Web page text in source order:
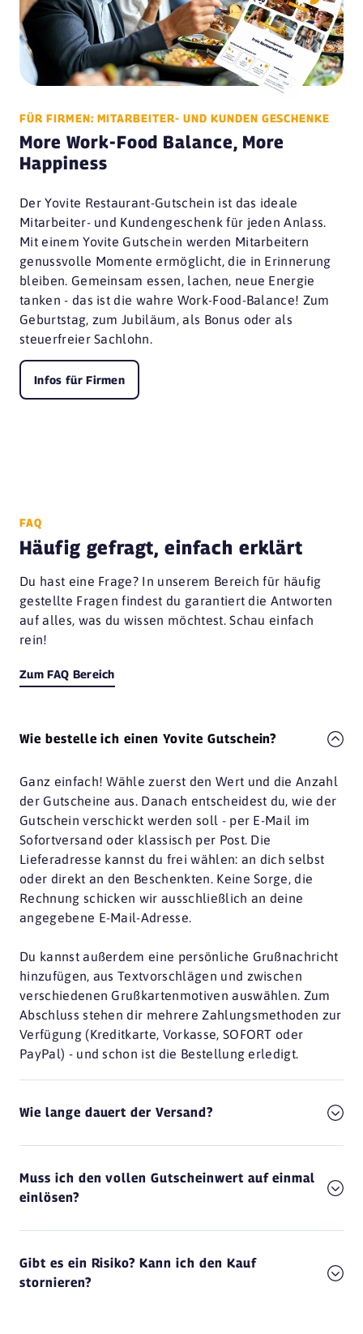
FÜR FIRMEN: MITARBEITER- UND KUNDEN GESCHENKE
More Work-Food Balance, More
Happiness
Der Yovite Restaurant-Gutschein ist das ideale
Mitarbeiter- und Kundengeschenk für jeden Anlass.
Mit einem Yovite Gutschein werden Mitarbeitern
genussvolle Momente ermöglicht, die in Erinnerung
bleiben. Gemeinsam essen, lachen, neue Energie
tanken - das ist die wahre Work-Food-Balance! Zum
Geburtstag, zum Jubiläum, als Bonus oder als
steuerfreier Sachlohn.
Infos für Firmen
FAQ
Häufig gefragt, einfach erklärt
Du hast eine Frage? In unserem Bereich für häufig
gestellte Fragen findest du garantiert die Antworten
auf alles, was du wissen möchtest. Schau einfach
rein!
Zum FAQ Bereich
Wie bestelle ich einen Yovite Gutschein?
Ganz einfach! Wähle zuerst den Wert und die Anzahl
der Gutscheine aus. Danach entscheidest du, wie der
Gutschein verschickt werden soll - per E-Mail im
Sofortversand oder klassisch per Post. Die
Lieferadresse kannst du frei wählen: an dich selbst
oder direkt an den Beschenkten. Keine Sorge, die
Rechnung schicken wir ausschließlich an deine
angegebene E-Mail-Adresse.
Du kannst außerdem eine persönliche Grußnachricht
hinzufügen, aus Textvorschlägen und zwischen
verschiedenen Grußkartenmotiven auswählen. Zum
Abschluss stehen dir mehrere Zahlungsmethoden zur
Verfügung (Kreditkarte, Vorkasse, SOFORT oder
PayPal) - und schon ist die Bestellung erledigt.
Wie lange dauert der Versand?
Muss ich den vollen Gutscheinwert auf einmal
einlösen?
Gibt es ein Risiko? Kann ich den Kauf
stornieren?